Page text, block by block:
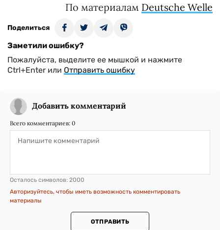
По материалам Deutsche Welle
Поделиться
Заметили ошибку?
Пожалуйста, выделите ее мышкой и нажмите
Ctrl+Enter или Отправить ошибку
Добавить комментарий
Всего комментариев: 0
Осталось символов: 2000
Авторизуйтесь, чтобы иметь возможность комментировать
материалы
ОТПРАВИТЬ